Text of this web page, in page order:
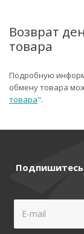
Возврат
товара
Подробную
обмену товара
товара".
Подпишитесь